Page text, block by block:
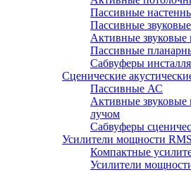
Пассивные
Пассивные
Активные звуковые
Пассивные
Сабвуферы
Сценические
Пассивные АС
Активные
лучом
Сабвуферы
Усилители мощности RMS
Компактные
Усилители